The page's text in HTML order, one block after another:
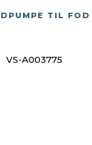
TIL FOD
VS-A003775